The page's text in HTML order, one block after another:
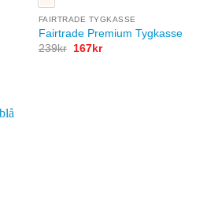
FAIRTRADE TYGKASSE
Fairtrade Premium Tygkasse
239kr
Det
167krDet